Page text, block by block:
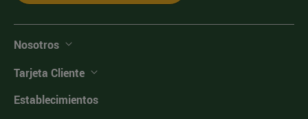
Nosotros
Tarjeta Cliente
Establecimientos